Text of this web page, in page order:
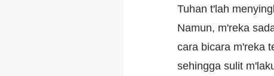
Tuhan t'lah
Namun, m'reka
cara bicara m'reka
sehingga sulit